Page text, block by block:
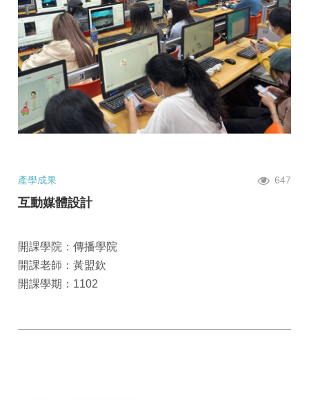
產學成果 647
互動媒體設計
開課學院：傳播學院
開課老師：黃盟欽
開課學期：1102